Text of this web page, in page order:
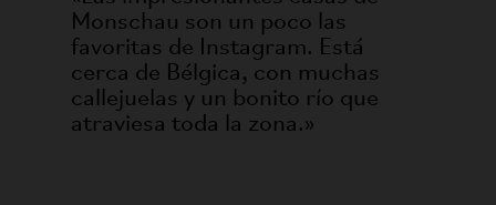
Monschau son un poco las
favoritas de Instagram. Está
cerca de Bélgica, con muchas
callejuelas y un bonito río que
atraviesa toda la zona.»